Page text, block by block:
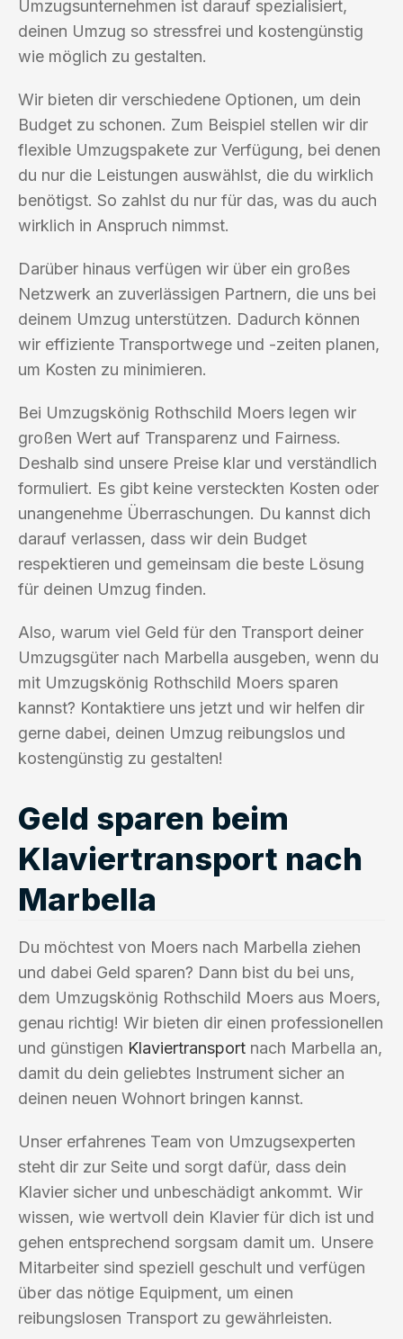
Umzugsunternehmen ist darauf spezialisiert,
deinen Umzug so stressfrei und kostengünstig
wie möglich zu gestalten.
Wir bieten dir verschiedene Optionen, um dein
Budget zu schonen. Zum Beispiel stellen wir dir
flexible Umzugspakete zur Verfügung, bei denen
du nur die Leistungen auswählst, die du wirklich
benötigst. So zahlst du nur für das, was du auch
wirklich in Anspruch nimmst.
Darüber hinaus verfügen wir über ein großes
Netzwerk an zuverlässigen Partnern, die uns bei
deinem Umzug unterstützen. Dadurch können
wir effiziente Transportwege und -zeiten planen,
um Kosten zu minimieren.
Bei Umzugskönig Rothschild Moers legen wir
großen Wert auf Transparenz und Fairness.
Deshalb sind unsere Preise klar und verständlich
formuliert. Es gibt keine versteckten Kosten oder
unangenehme Überraschungen. Du kannst dich
darauf verlassen, dass wir dein Budget
respektieren und gemeinsam die beste Lösung
für deinen Umzug finden.
Also, warum viel Geld für den Transport deiner
Umzugsgüter nach Marbella ausgeben, wenn du
mit Umzugskönig Rothschild Moers sparen
kannst? Kontaktiere uns jetzt und wir helfen dir
gerne dabei, deinen Umzug reibungslos und
kostengünstig zu gestalten!
Geld sparen beim
Klaviertransport nach
Marbella
Du möchtest von Moers nach Marbella ziehen
und dabei Geld sparen? Dann bist du bei uns,
dem Umzugskönig Rothschild Moers aus Moers,
genau richtig! Wir bieten dir einen professionellen
und günstigen Klaviertransport nach Marbella an,
damit du dein geliebtes Instrument sicher an
deinen neuen Wohnort bringen kannst.
Unser erfahrenes Team von Umzugsexperten
steht dir zur Seite und sorgt dafür, dass dein
Klavier sicher und unbeschädigt ankommt. Wir
wissen, wie wertvoll dein Klavier für dich ist und
gehen entsprechend sorgsam damit um. Unsere
Mitarbeiter sind speziell geschult und verfügen
über das nötige Equipment, um einen
reibungslosen Transport zu gewährleisten.